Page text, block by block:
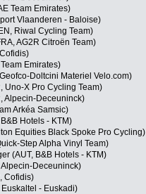
Team Emirates)
Vlaanderen - Baloise)
Riwal Cycling Team)
AG2R Citroën Team)
Emirates)
Doltcini Materiel Velo.com)
Uno-X Pro Cycling Team)
Alpecin-Deceuninck)
Arkéa Samsic)
Hotels - KTM)
Equities Black Spoke Pro Cycling)
Step Alpha Vinyl Team)
(AUT, B&B Hotels - KTM)
Deceuninck)
Cofidis)
- Euskadi)